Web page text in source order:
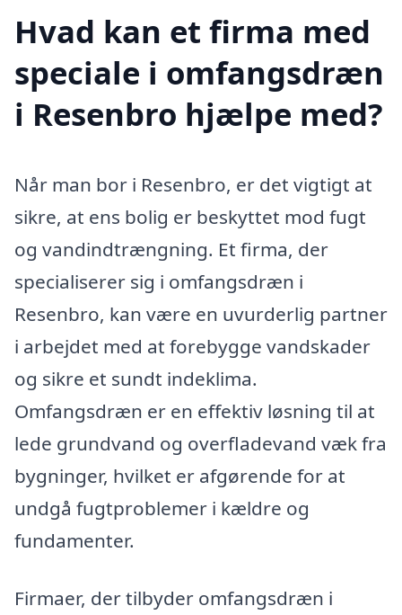
Hvad kan et firma med
speciale i omfangsdræn
i Resenbro hjælpe med?
Når man bor i Resenbro, er det vigtigt at
sikre, at ens bolig er beskyttet mod fugt
og vandindtrængning. Et firma, der
specialiserer sig i omfangsdræn i
Resenbro, kan være en uvurderlig partner
i arbejdet med at forebygge vandskader
og sikre et sundt indeklima.
Omfangsdræn er en effektiv løsning til at
lede grundvand og overfladevand væk fra
bygninger, hvilket er afgørende for at
undgå fugtproblemer i kældre og
fundamenter.
Firmaer, der tilbyder omfangsdræn i